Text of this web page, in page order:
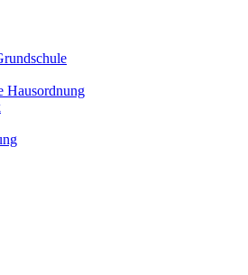
Hausordnung